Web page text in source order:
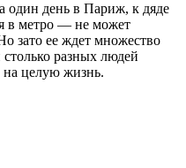
один день в Париж, к дяде
в метро — не может
зато ее ждет множество
разных людей
на целую жизнь.